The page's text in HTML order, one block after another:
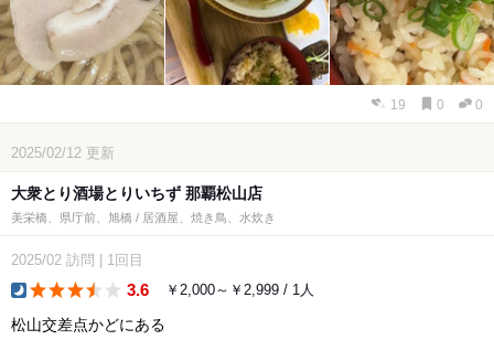
19 0 0
2025/02/12 更新
大衆とり酒場とりいちず 那覇松山店
美栄橋、県庁前、旭橋 / 居酒屋、焼き鳥、水炊き
2025/02 訪問 1回目
3.6 ￥2,000～￥2,999 / 1人
松山交差点かどにある